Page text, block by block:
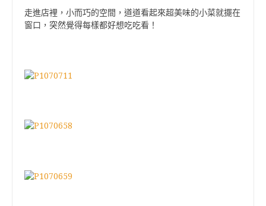
走進店裡，小而巧的空間，道道看起來超美味的小菜就擺在
窗口，突然覺得每樣都好想吃吃看！